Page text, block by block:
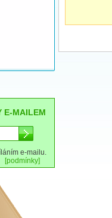
E-MAILEM
e-mailu.
[podmínky]